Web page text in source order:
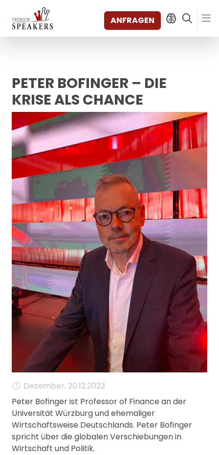
ANFRAGEN
SPEAKERS
THEMEN
ENTDECKEN
SHORTS
VIDEOS
BÜCHER
KATEGORIEN
MAGAZIN
BACKSTAGE
AGENTUR
KONTAKT & STANDORTE
MANAGEMENT
FAQ
PETER BOFINGER – DIE
KRISE ALS CHANCE
Dezember, 20.12.2023
Peter Bofinger ist Professor of Finance an der
Universität Würzburg und ehemaliger
Wirtschaftsweise Deutschlands. Peter Bofinger
spricht über die globalen Verschiebungen in
Wirtschaft und Politik.